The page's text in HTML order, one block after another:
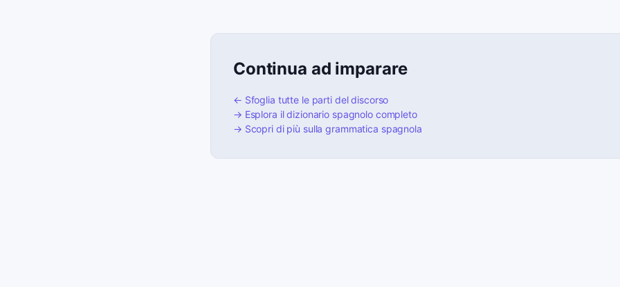
Continua ad imparare
← Sfoglia tutte le parti del discorso
→ Esplora il dizionario spagnolo completo
→ Scopri di più sulla grammatica spagnola